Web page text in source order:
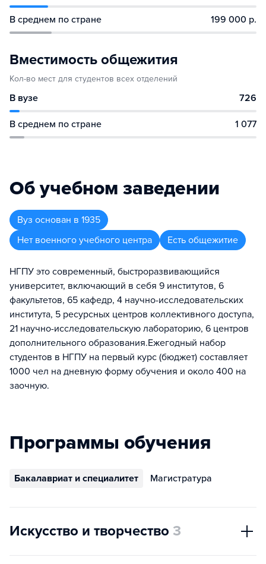
В среднем по стране 199 000 р.
Вместимость общежития
Кол-во мест для студентов всех отделений
В вузе 726
В среднем по стране 1 077
Об учебном заведении
Вуз основан в 1935
Нет военного учебного центра
Есть общежитие
НГПУ это современный, быстроразвивающийся
университет, включающий в себя 9 институтов, 6
факультетов, 65 кафедр, 4 научно-исследовательских
института, 5 ресурсных центров коллективного доступа,
21 научно-исследовательскую лабораторию, 6 центров
дополнительного образования.Ежегодный набор
студентов в НГПУ на первый курс (бюджет) составляет
1000 чел на дневную форму обучения и около 400 на
заочную.
Программы обучения
Бакалавриат и специалитет Магистратура
Искусство и творчество 3